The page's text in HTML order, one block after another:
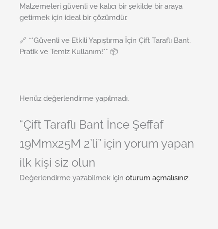
Malzemeleri güvenli ve kalıcı bir şekilde bir araya
getirmek için ideal bir çözümdür.
🔗 **Güvenli ve Etkili Yapıştırma İçin Çift Taraflı Bant,
Pratik ve Temiz Kullanım!** 📦
Henüz değerlendirme yapılmadı.
“Çift Taraflı Bant İnce Şeffaf
19Mmx25M 2’li” için yorum yapan
ilk kişi siz olun
Değerlendirme yazabilmek için oturum açmalısınız.